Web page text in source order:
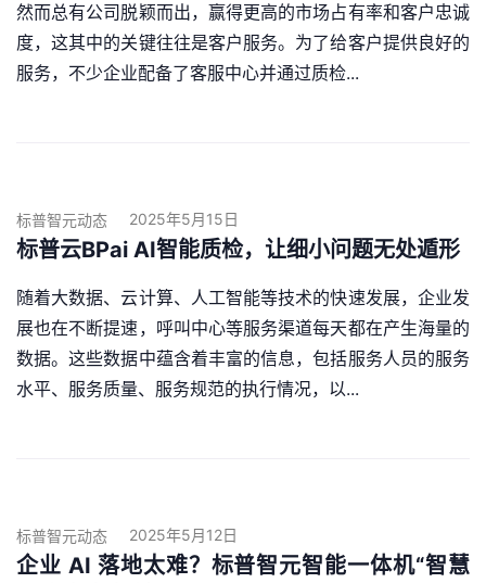
然而总有公司脱颖而出，赢得更高的市场占有率和客户忠诚
度，这其中的关键往往是客户服务。为了给客户提供良好的
服务，不少企业配备了客服中心并通过质检...
标普智元动态 2025年5月15日
标普云BPai AI智能质检，让细小问题无处遁形
随着大数据、云计算、人工智能等技术的快速发展，企业发
展也在不断提速，呼叫中心等服务渠道每天都在产生海量的
数据。这些数据中蕴含着丰富的信息，包括服务人员的服务
水平、服务质量、服务规范的执行情况，以...
标普智元动态 2025年5月12日
企业 AI 落地太难？标普智元智能一体机“智慧